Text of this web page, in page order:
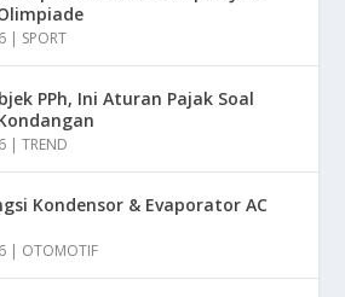
| SPORT
PPh, Ini Aturan Pajak Soal
|TREND
Kondensor & Evaporator AC
| OTOMOTIF